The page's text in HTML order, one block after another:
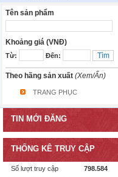
Tên sản phẩm
Khoảng giá (VNĐ)
Từ: Đến:
Theo hãng sản xuất (Xem/Ẩn)
TRANG PHỤC
TIN MỚI ĐĂNG
THỐNG KÊ TRUY CẬP
Số lượt truy cập
798.584